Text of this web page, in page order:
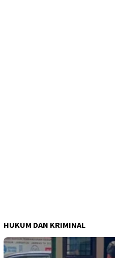
HUKUM DAN KRIMINAL